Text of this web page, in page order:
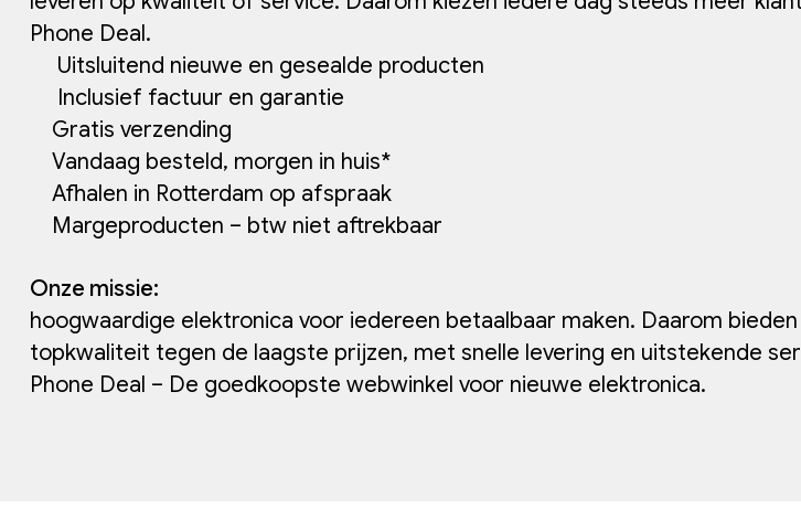
Phone Deal.
Uitsluitend nieuwe en gesealde producten
Inclusief factuur en garantie
Gratis verzending
Vandaag besteld, morgen in huis*
Afhalen in Rotterdam op afspraak
Margeproducten – btw niet aftrekbaar
Onze missie:
hoogwaardige elektronica voor iedereen betaalbaar maken. Daarom
topkwaliteit tegen de laagste prijzen, met snelle levering en uitstekende
Phone Deal – De goedkoopste webwinkel voor nieuwe elektronica.